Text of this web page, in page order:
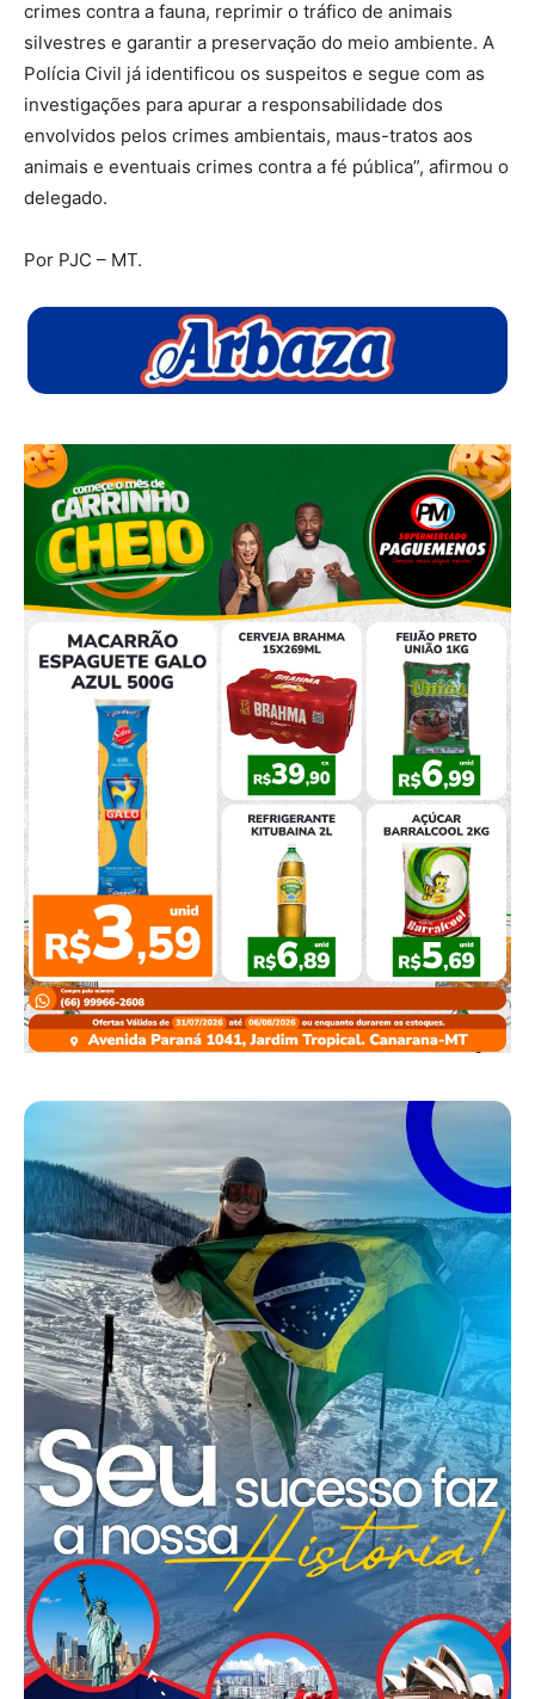
crimes contra a fauna, reprimir o tráfico de animais
silvestres e garantir a preservação do meio ambiente. A
Polícia Civil já identificou os suspeitos e segue com as
investigações para apurar a responsabilidade dos
envolvidos pelos crimes ambientais, maus-tratos aos
animais e eventuais crimes contra a fé pública”, afirmou o
delegado.
Por PJC – MT.